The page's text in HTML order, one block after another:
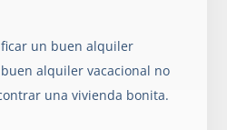
un buen alquiler
alquiler vacacional no
una vivienda bonita.